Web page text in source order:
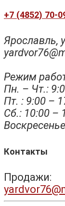
+7 (4852) 70-
Ярославль,
Режим
Пн. – Чт.:
Пт. : 9:00 –
Сб.: 10:00 –
Контакты
Продажи: